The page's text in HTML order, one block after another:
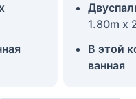
1.80m x
В этой
ванная